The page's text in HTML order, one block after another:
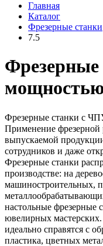
Главная
Каталог
Фрезерные станки
7.5
Фрезерные
Фрезерные станки с
Применение фрезерной
выпускаемой
сотрудников и даже
Фрезерные станки
производстве: на
машиностроительных,
настольные фрезерные
ювелирных
идеально справятся с
пластика, цветных